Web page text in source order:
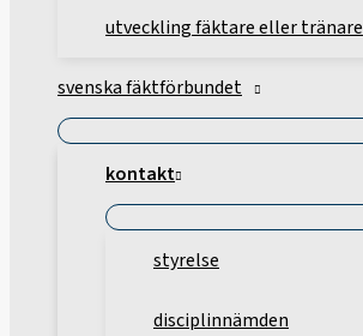
utveckling fäktare eller tränare
svenska fäktförbundet
kontakt
styrelse
disciplinnämden